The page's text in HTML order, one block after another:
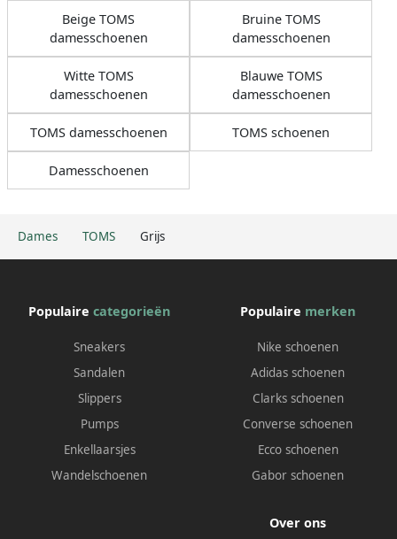
Dames TOMS Grijs
Beige TOMS
damesschoenen
Bruine TOMS
damesschoenen
Witte TOMS
damesschoenen
Blauwe TOMS
damesschoenen
TOMS damesschoenen TOMS schoenen
Damesschoenen
Populaire categorieën
Sneakers
Sandalen
Slippers
Pumps
Enkellaarsjes
Wandelschoenen
Populaire merken
Nike schoenen
Adidas schoenen
Clarks schoenen
Converse schoenen
Ecco schoenen
Gabor schoenen
Over ons